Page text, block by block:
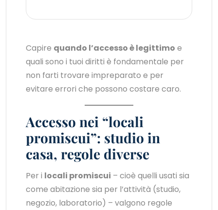
Capire quando l’accesso è legittimo e
quali sono i tuoi diritti è fondamentale per
non farti trovare impreparato e per
evitare errori che possono costare caro.
Accesso nei “locali
promiscui”: studio in
casa, regole diverse
Per i locali promiscui – cioè quelli usati sia
come abitazione sia per l’attività (studio,
negozio, laboratorio) – valgono regole